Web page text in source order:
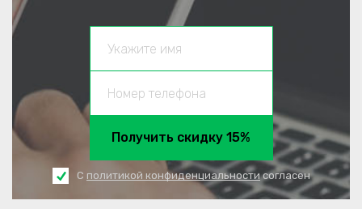
Получить скидку 15%
С политикой конфиденциальностисогласен